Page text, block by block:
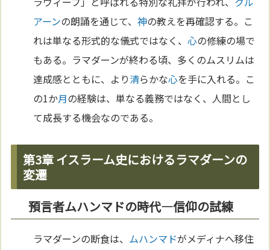
アーンの朗誦を通じて、神の教えを再確認する。こ
れは単なる形式的な儀式ではなく、心の修練の場で
もある。ラマダーンが終わる頃、多くのムスリムは
達成感とともに、より清らかな心を手に入れる。こ
の1か月の経験は、単なる義務ではなく、人間とし
て成長する機会なのである。
第3章 イスラーム史におけるラマダーンの
変遷
預言者ムハンマドの時代—信仰の試練
ラマダーンの断食は、 ムハンマドがメディナへ移住